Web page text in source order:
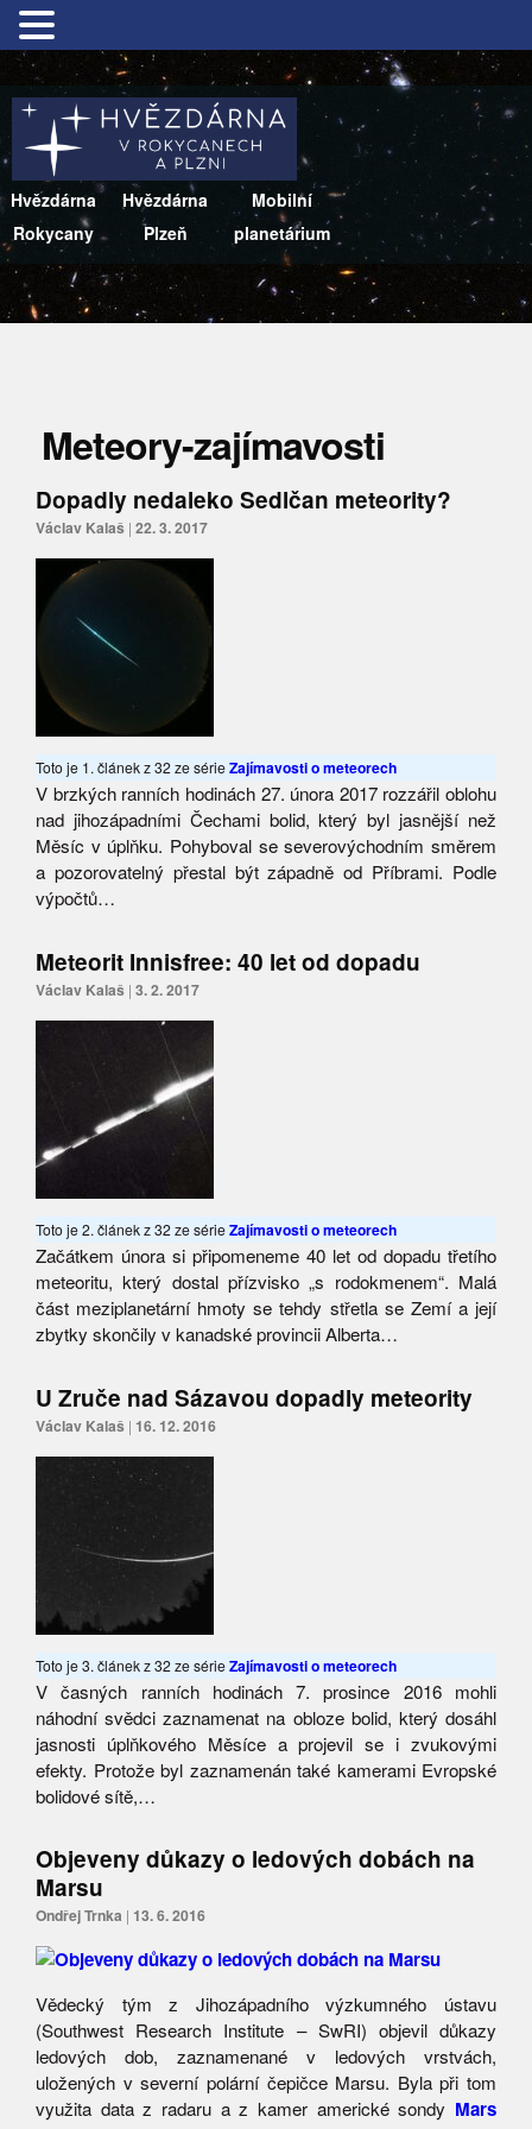
Hvězdárna
Rokycany
Hvězdárna
Plzeň
Mobilní
planetárium
Meteory-zajímavosti
Dopadly nedaleko Sedlčan meteority?
Václav Kalaš | 22. 3. 2017
Toto je 1. článek z 32 ze sérieZajímavosti o meteorech
V brzkých ranních hodinách 27. února 2017 rozzářil oblohu
nad jihozápadními Čechami bolid, který byl jasnější než
Měsíc v úplňku. Pohyboval se severovýchodním směrem
a pozorovatelný přestal být západně od Příbrami. Podle
výpočtů…
Meteorit Innisfree: 40 let od dopadu
Václav Kalaš | 3. 2. 2017
Toto je 2. článek z 32 ze sérieZajímavosti o meteorech
Začátkem února si připomeneme 40 let od dopadu třetího
meteoritu, který dostal přízvisko „s rodokmenem“. Malá
část meziplanetární hmoty se tehdy střetla se Zemí a její
zbytky skončily v kanadské provincii Alberta…
U Zruče nad Sázavou dopadly meteority
Václav Kalaš | 16. 12. 2016
Toto je 3. článek z 32 ze sérieZajímavosti o meteorech
V časných ranních hodinách 7. prosince 2016 mohli
náhodní svědci zaznamenat na obloze bolid, který dosáhl
jasnosti úplňkového Měsíce a projevil se i zvukovými
efekty. Protože byl zaznamenán také kamerami Evropské
bolidové sítě,…
Objeveny důkazy o ledových dobách na
Marsu
Ondřej Trnka | 13. 6. 2016
Vědecký tým z Jihozápadního výzkumného ústavu
(Southwest Research Institute – SwRI) objevil důkazy
ledových dob, zaznamenané v ledových vrstvách,
uložených v severní polární čepičce Marsu. Byla při tom
využita data z radaru a z kamer americké sondy Mars